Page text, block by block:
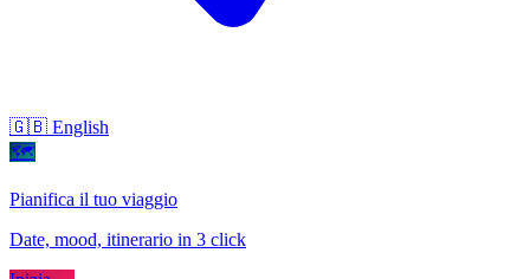
🇬🇧 English
🗺
Pianifica il tuo viaggio
Date, mood, itinerario in 3 click